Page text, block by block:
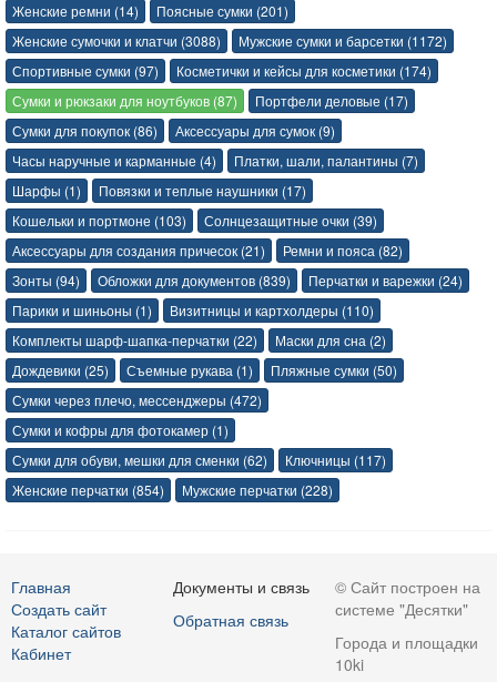
Женские ремни (14)
Поясные сумки (201)
Женские сумочки и клатчи (3088)
Мужские сумки и барсетки (1172)
Спортивные сумки (97)
Косметички и кейсы для косметики (174)
Сумки и рюкзаки для ноутбуков (87)
Портфели деловые (17)
Сумки для покупок (86)
Аксессуары для сумок (9)
Часы наручные и карманные (4)
Платки, шали, палантины (7)
Шарфы (1)
Повязки и теплые наушники (17)
Кошельки и портмоне (103)
Солнцезащитные очки (39)
Аксессуары для создания причесок (21)
Ремни и пояса (82)
Зонты (94)
Обложки для документов (839)
Перчатки и варежки (24)
Парики и шиньоны (1)
Визитницы и картхолдеры (110)
Комплекты шарф-шапка-перчатки (22)
Маски для сна (2)
Дождевики (25)
Съемные рукава (1)
Пляжные сумки (50)
Сумки через плечо, мессенджеры (472)
Сумки и кофры для фотокамер (1)
Сумки для обуви, мешки для сменки (62)
Ключницы (117)
Женские перчатки (854)
Мужские перчатки (228)
Главная
Создать сайт
Каталог сайтов
Кабинет
Документы и связь
Обратная связь
© Сайт построен на
системе "Десятки"
Города и площадки
10ki